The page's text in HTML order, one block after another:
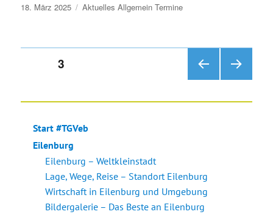
Veröffentlicht
18. März 2025 Aktuelles Allgemein Termine
Seitennummerierung
Beiträge
HERI
SEITE3
HSTE
Start #TGVeb
Eilenburg
Eilenburg – Weltkleinstadt
Lage, Wege, Reise – Standort Eilenburg
Wirtschaft in Eilenburg und Umgebung
Bildergalerie – Das Beste an Eilenburg